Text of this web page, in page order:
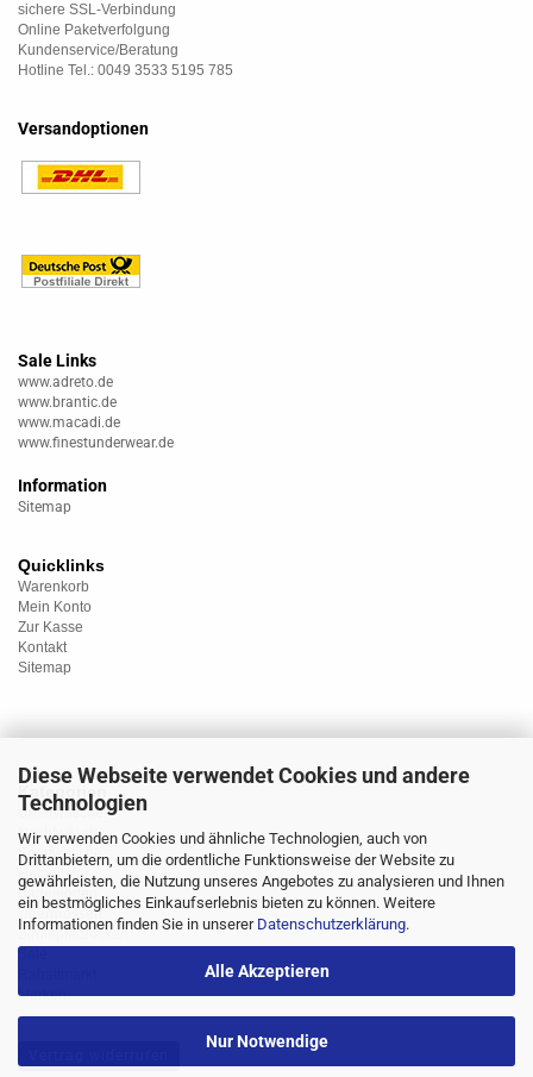
Diese Webseite verwendet Cookies und andere
Technologien
Wir verwenden Cookies und ähnliche Technologien, auch von
Drittanbietern, um die ordentliche Funktionsweise der Website zu
gewährleisten, die Nutzung unseres Angebotes zu analysieren und Ihnen
ein bestmögliches Einkaufserlebnis bieten zu können. Weitere
Informationen finden Sie in unserer Datenschutzerklärung.
Alle Akzeptieren
Nur Notwendige
sichere SSL-Verbindung
Online Paketverfolgung
Kundenservice/Beratung
Hotline Tel.: 0049 3533 5195 785
Versandoptionen
Sale Links
www.adreto.de
www.brantic.de
www.macadi.de
www.finestunderwear.de
Information
Sitemap
Quicklinks
Warenkorb
Mein Konto
Zur Kasse
Kontakt
Sitemap
Kategorien
Unterwäsche
Nachtwäsche
Sportwäsche
Homewear
Bademoden
Übergrössen
Strümpfe/Socken
Marken